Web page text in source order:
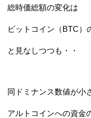
総時価総額の変化は
ビットコイン（BTC）
と見なしつつも・・
同ドミナンス数値が小
アルトコインへの資金